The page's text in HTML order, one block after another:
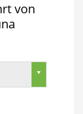
von